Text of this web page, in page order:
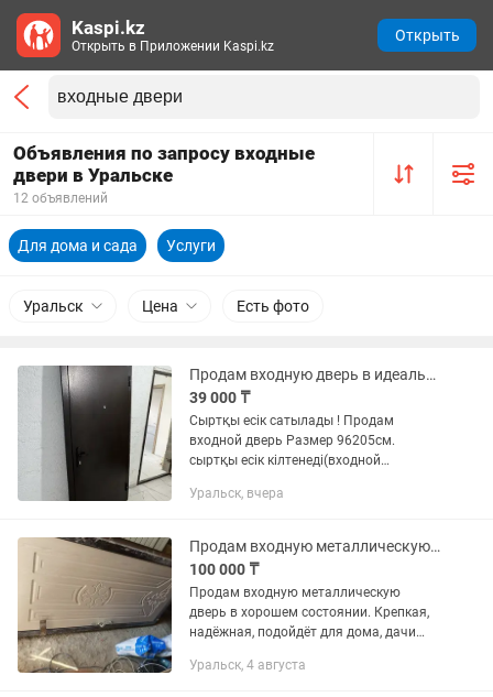
Объявления по запросу входные
двери в Уральске
12 объявлений
Для дома и сада Услуги
Уральск Цена Есть фото
Продам входную дверь в идеальном состояние
39 000 ₸
Сыртқы есік сатылады ! Продам
входной дверь Размер 96205см.
сыртқы есік кілтенеді(входной
оңға ашылады Бағасы 39мың Адрес
Журнальный...
Уральск, вчера
Продам входную металлическую дверь
100 000 ₸
Продам входную металлическую
дверь в хорошем состоянии. Крепкая,
надёжная, подойдёт для дома, дачи
металл + декоративная панель (под
Уральск, 4 августа
Kaspi.kz
Открыть в Приложении Kaspi.kz
Открыть